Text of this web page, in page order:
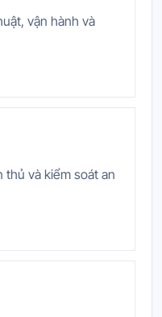
vận hành và
thủ và kiểm soát an